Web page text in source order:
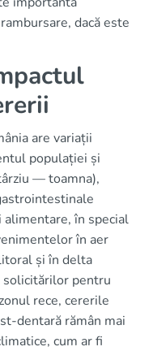
dacă este
are variații
populației și
— toamna),
alimentare, în special
în aer
și în delta
solicitărilor pentru
rece, cererile
dentară rămân mai
cum ar fi